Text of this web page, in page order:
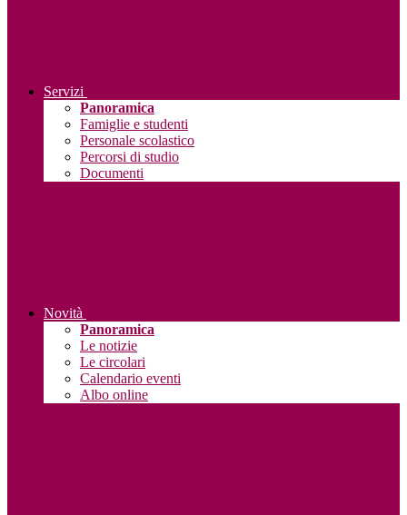
Servizi
Panoramica
Famiglie e studenti
Personale scolastico
Percorsi di studio
Documenti
Novità
Panoramica
Le notizie
Le circolari
Calendario eventi
Albo online